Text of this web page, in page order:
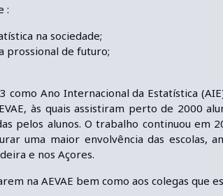
:
na sociedade;
de futuro;
como Ano Internacional da Estatística
às quais assistiram perto de 2000
pelos alunos. O trabalho continuou em
uma maior envolvência das escolas,
e nos Açores.
na AEVAE bem como aos colegas